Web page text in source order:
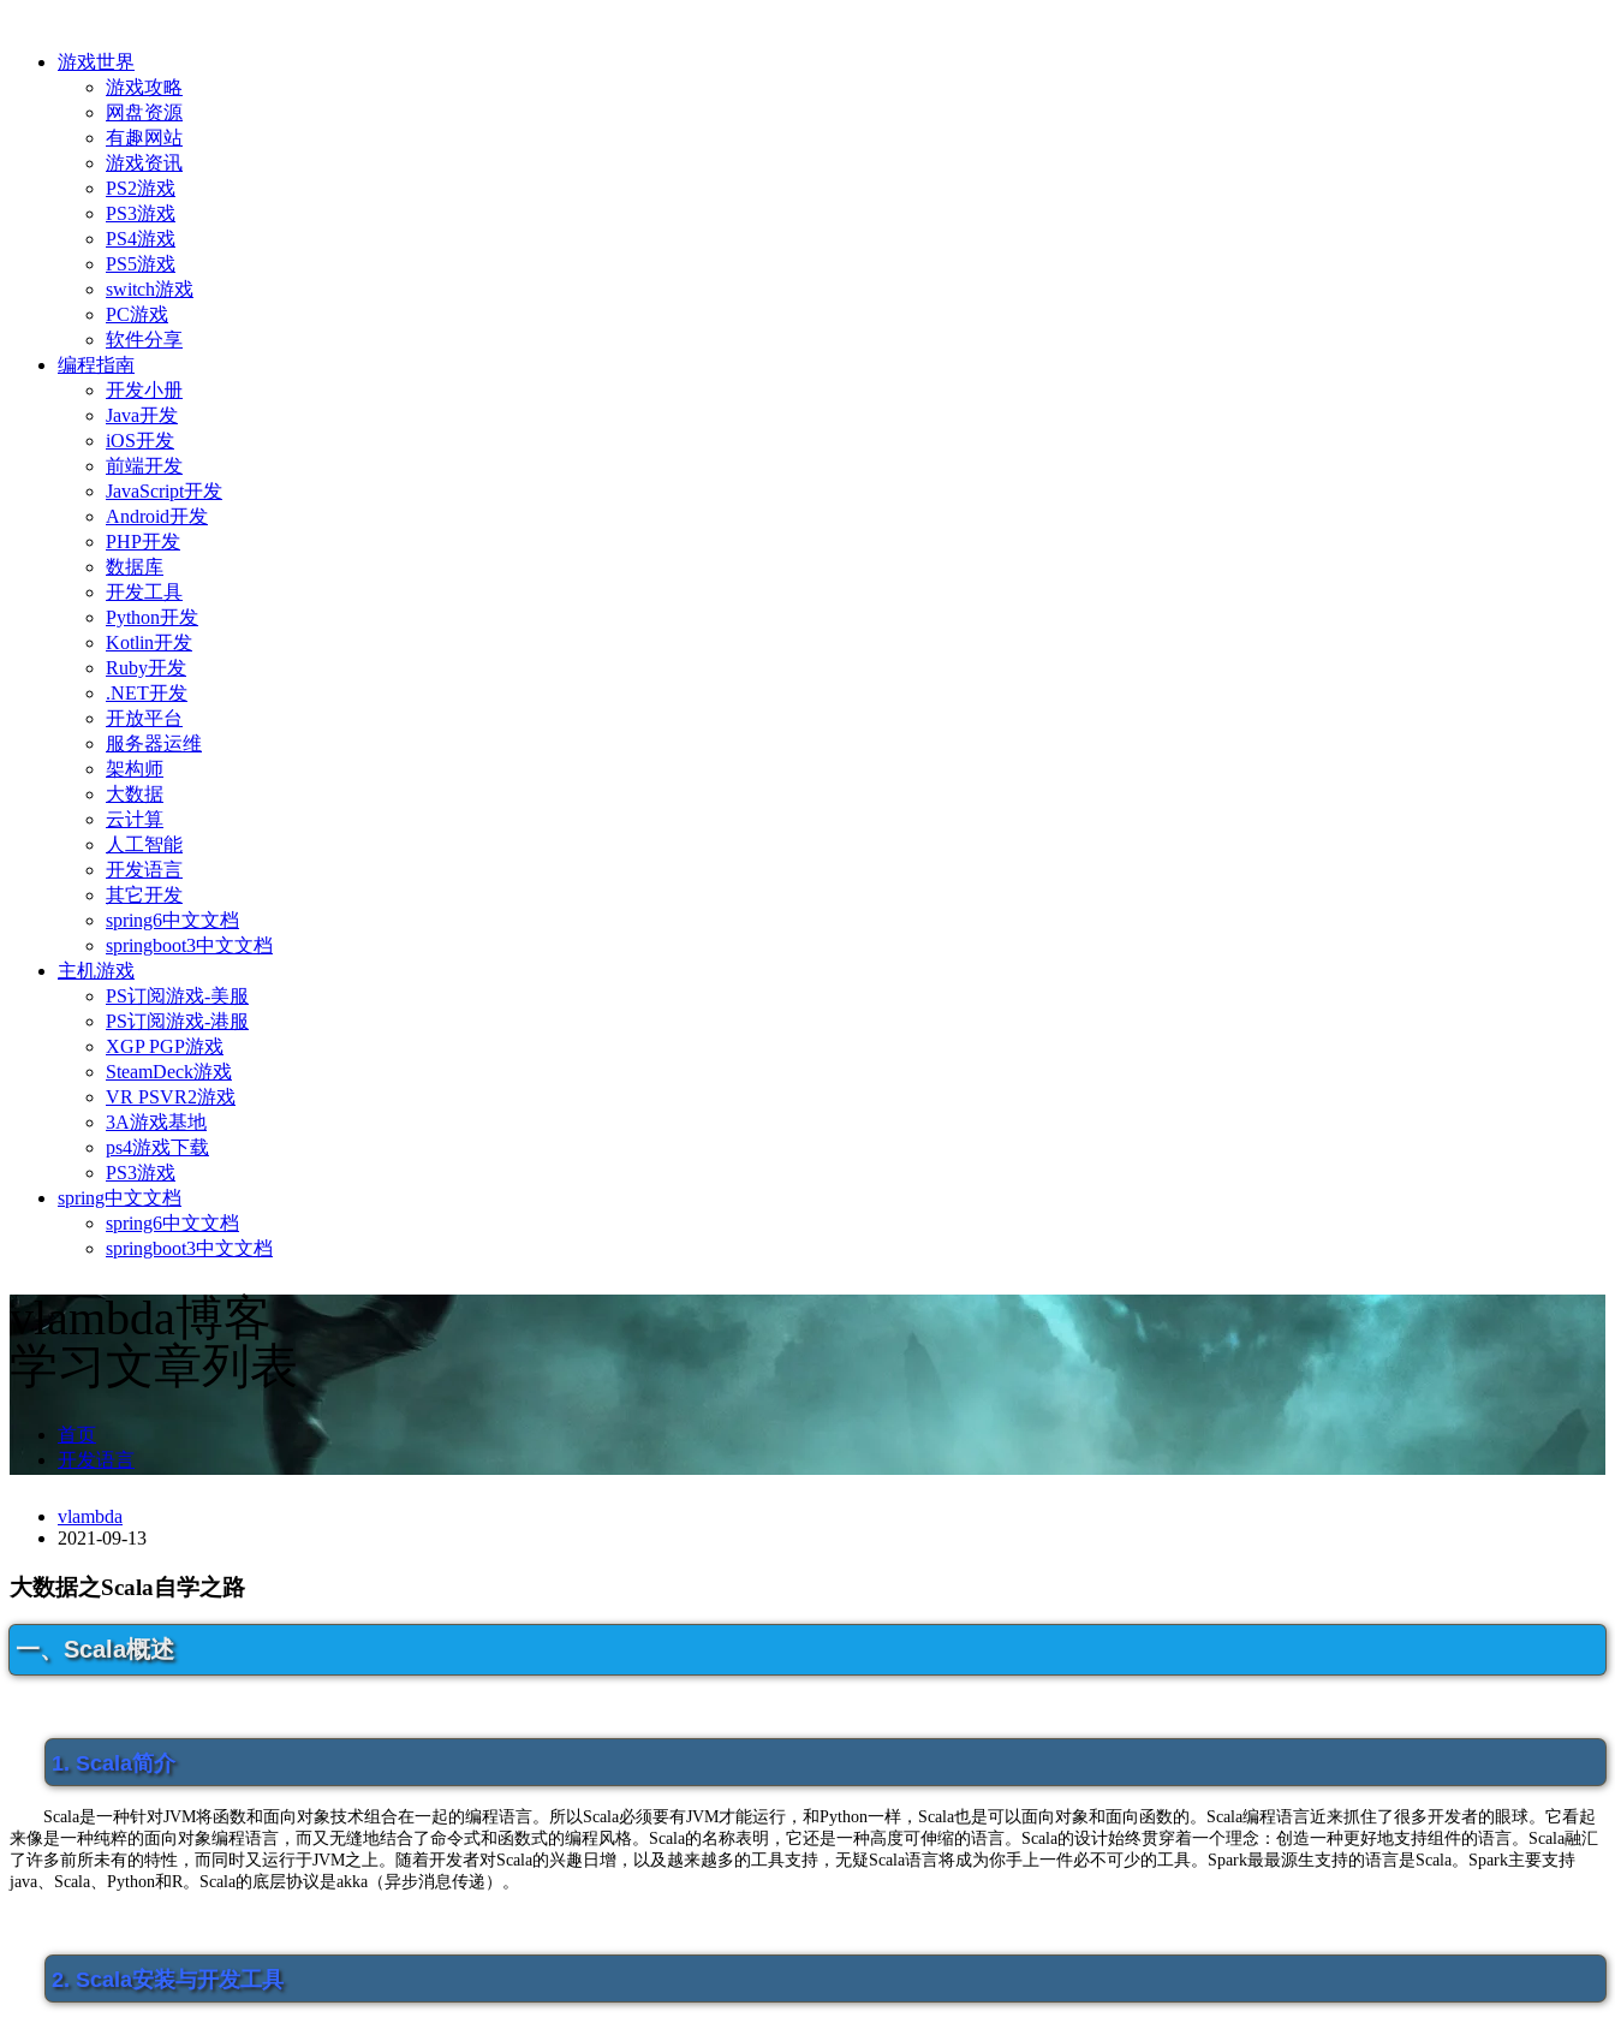
游戏世界
游戏攻略
网盘资源
有趣网站
游戏资讯
PS2游戏
PS3游戏
PS4游戏
PS5游戏
switch游戏
PC游戏
软件分享
编程指南
开发小册
Java开发
iOS开发
前端开发
JavaScript开发
Android开发
PHP开发
数据库
开发工具
Python开发
Kotlin开发
Ruby开发
.NET开发
开放平台
服务器运维
架构师
大数据
云计算
人工智能
开发语言
其它开发
spring6中文文档
springboot3中文文档
主机游戏
PS订阅游戏-美服
PS订阅游戏-港服
XGP PGP游戏
SteamDeck游戏
VR PSVR2游戏
3A游戏基地
ps4游戏下载
PS3游戏
spring中文文档
spring6中文文档
springboot3中文文档
vlambda博客
学习文章列表
首页
开发语言
vlambda
2021-09-13
大数据之Scala自学之路
一、Scala概述
1. Scala简介
Scala是一种针对JVM将函数和面向对象技术组合在一起的编程语言。所以Scala必须要有JVM才能运行，和Python一样，Scala也是可以面向对象和面向函数的。Scala编程语言近来抓住了很多开发者的眼球。它看起
来像是一种纯粹的面向对象编程语言，而又无缝地结合了命令式和函数式的编程风格。Scala的名称表明，它还是一种高度可伸缩的语言。Scala的设计始终贯穿着一个理念：创造一种更好地支持组件的语言。Scala融汇
了许多前所未有的特性，而同时又运行于JVM之上。随着开发者对Scala的兴趣日增，以及越来越多的工具支持，无疑Scala语言将成为你手上一件必不可少的工具。Spark最最源生支持的语言是Scala。Spark主要支持
java、Scala、Python和R。Scala的底层协议是akka（异步消息传递）。
2. Scala安装与开发工具